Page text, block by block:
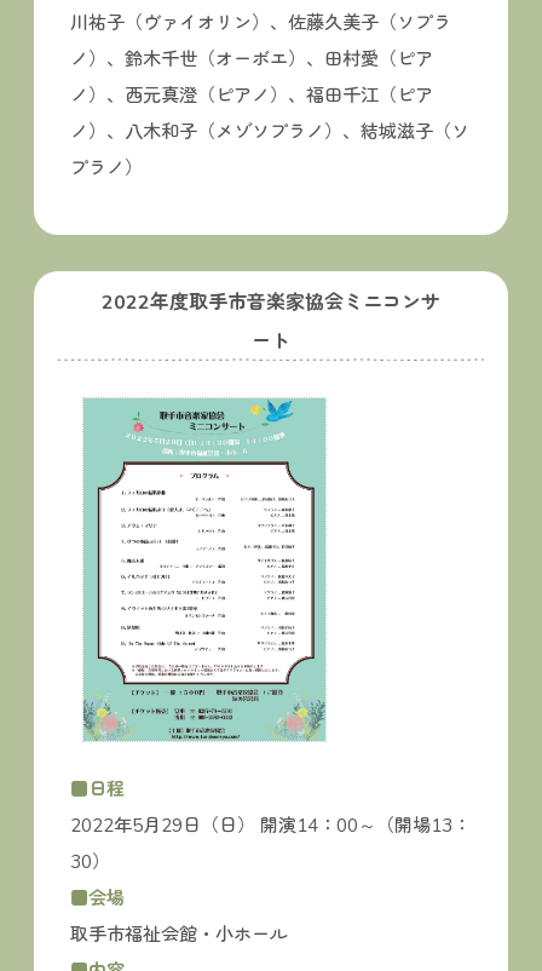
川祐子（ヴァイオリン）、佐藤久美子（ソプラ
ノ）、鈴木千世（オーボエ）、田村愛（ピア
ノ）、西元真澄（ピアノ）、福田千江（ピア
ノ）、八木和子（メゾソプラノ）、結城滋子（ソ
プラノ）
2022年度取手市音楽家協会ミニコンサ
ート
■日程
2022年5月29日（日） 開演14：00～（開場13：
30）
■会場
取手市福祉会館・小ホール